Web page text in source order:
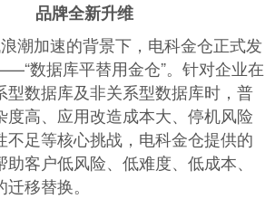
品牌全新升维
潮加速的背景下，电科金仓正式发
数据库平替用金仓”。针对企业在
型数据库及非关系型数据库时，普
度高、应用改造成本大、停机风险
不足等核心挑战，电科金仓提供的
客户低风险、低难度、低成本、
移替换。